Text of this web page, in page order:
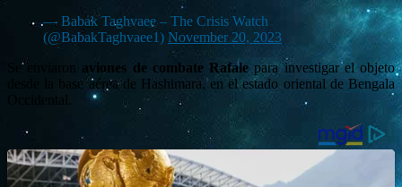
— Babak Taghvaee – The Crisis Watch
(@BabakTaghvaee1) November 20, 2023
Se enviaron aviones de combate Rafalepara investigar el objeto
desde la base aérea de Hashimara, en el estado oriental de Bengala